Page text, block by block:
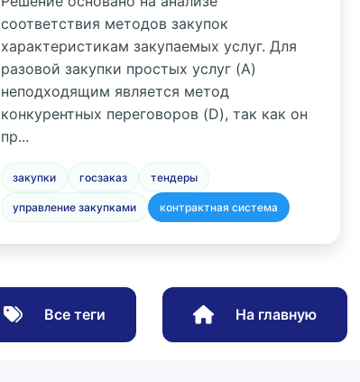
соответствия методов закупок
характеристикам закупаемых услуг. Для
разовой закупки простых услуг (A)
неподходящим является метод
конкурентных переговоров (D), так как он
пр...
закупки госзаказ тендеры
управление закупками контрактная система
Все теги На главную